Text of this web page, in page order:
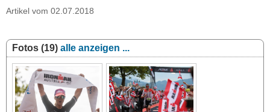
Artikel vom 02.07.2018
Fotos (19) alle anzeigen ...